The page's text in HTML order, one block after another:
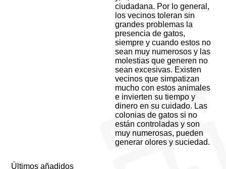
ciudadana. Por lo general,
los vecinos toleran sin
grandes problemas la
presencia de gatos,
siempre y cuando estos no
sean muy numerosos y las
molestias que generen no
sean excesivas. Existen
vecinos que simpatizan
mucho con estos animales
e invierten su tiempo y
dinero en su cuidado. Las
colonias de gatos si no
están controladas y son
muy numerosas, pueden
generar olores y suciedad.
Últimos añadidos